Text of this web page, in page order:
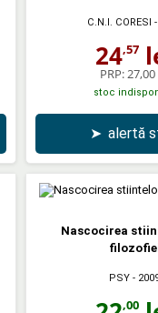
C.N.I. CORESI
24,57
PRP:
stoc
➤ alertă
Nascocirea
PSY -
,00